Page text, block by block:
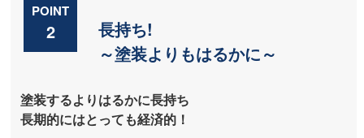
POINT
2
長持ち!
～塗装よりもはるかに～
塗装するよりはるかに長持ち
長期的にはとっても経済的！